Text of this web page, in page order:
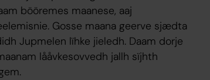
bööremes maanese, aaj
Gosse maana geerve sjædta
Jupmelen lïhke jieledh. Daam dorje
lååvkesovvedh jallh sïjhth